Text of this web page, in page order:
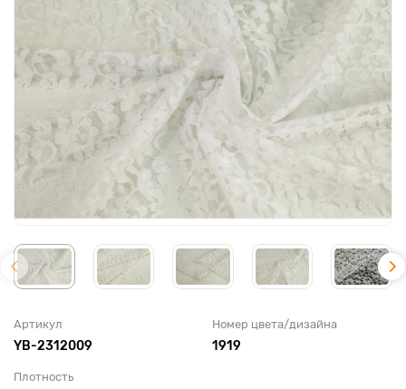
Артикул
YB-2312009
Номер цвета/дизайна
1919
Плотность